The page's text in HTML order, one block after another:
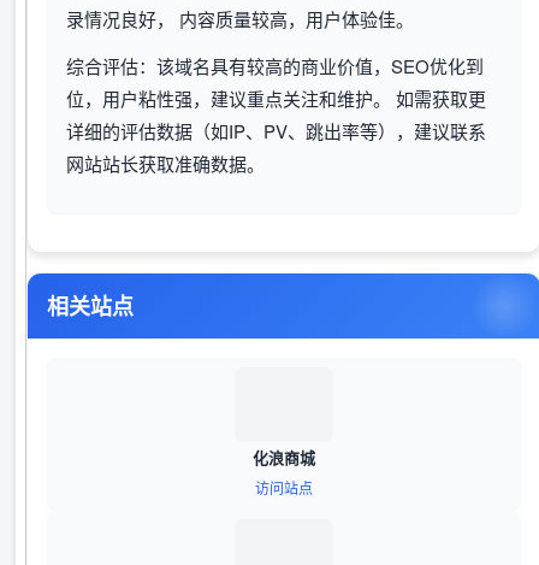
录情况良好， 内容质量较高，用户体验佳。
综合评估：该域名具有较高的商业价值，SEO优化到
位，用户粘性强，建议重点关注和维护。 如需获取更
详细的评估数据（如IP、PV、跳出率等），建议联系
网站站长获取准确数据。
相关站点
化浪商城
访问站点